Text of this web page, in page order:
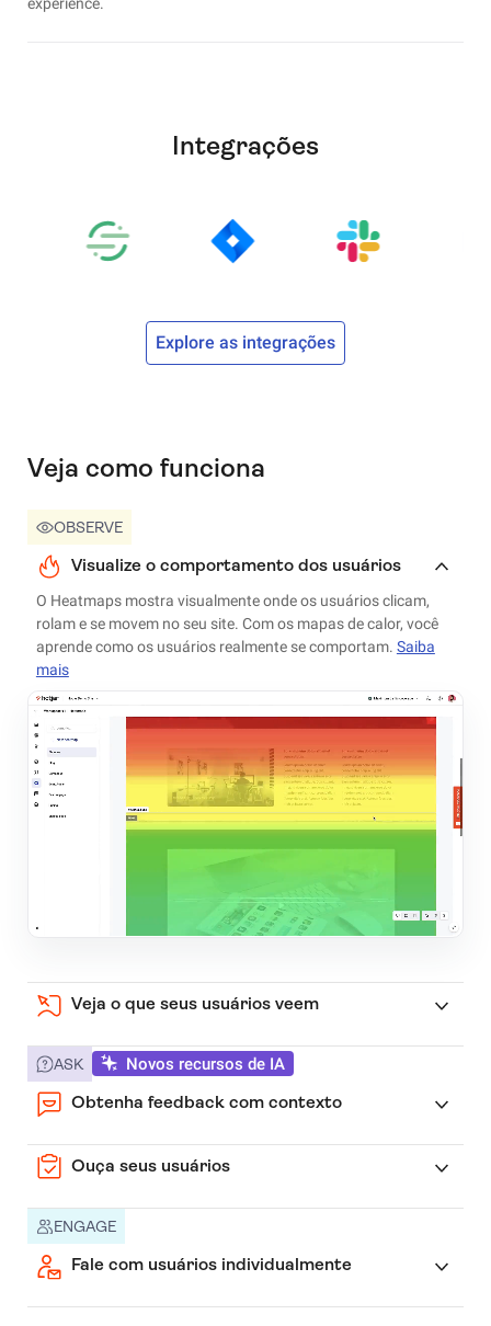
experience.
Integrações
Explore as integrações
Veja como funciona
OBSERVE
Visualize o comportamento dos usuários
O Heatmaps mostra visualmente onde os usuários clicam,
rolam e se movem no seu site. Com os mapas de calor, você
aprende como os usuários realmente se comportam. Saiba
mais
Veja o que seus usuários veem
ASK Novos recursos de IA
Obtenha feedback com contexto
Ouça seus usuários
ENGAGE
Fale com usuários individualmente